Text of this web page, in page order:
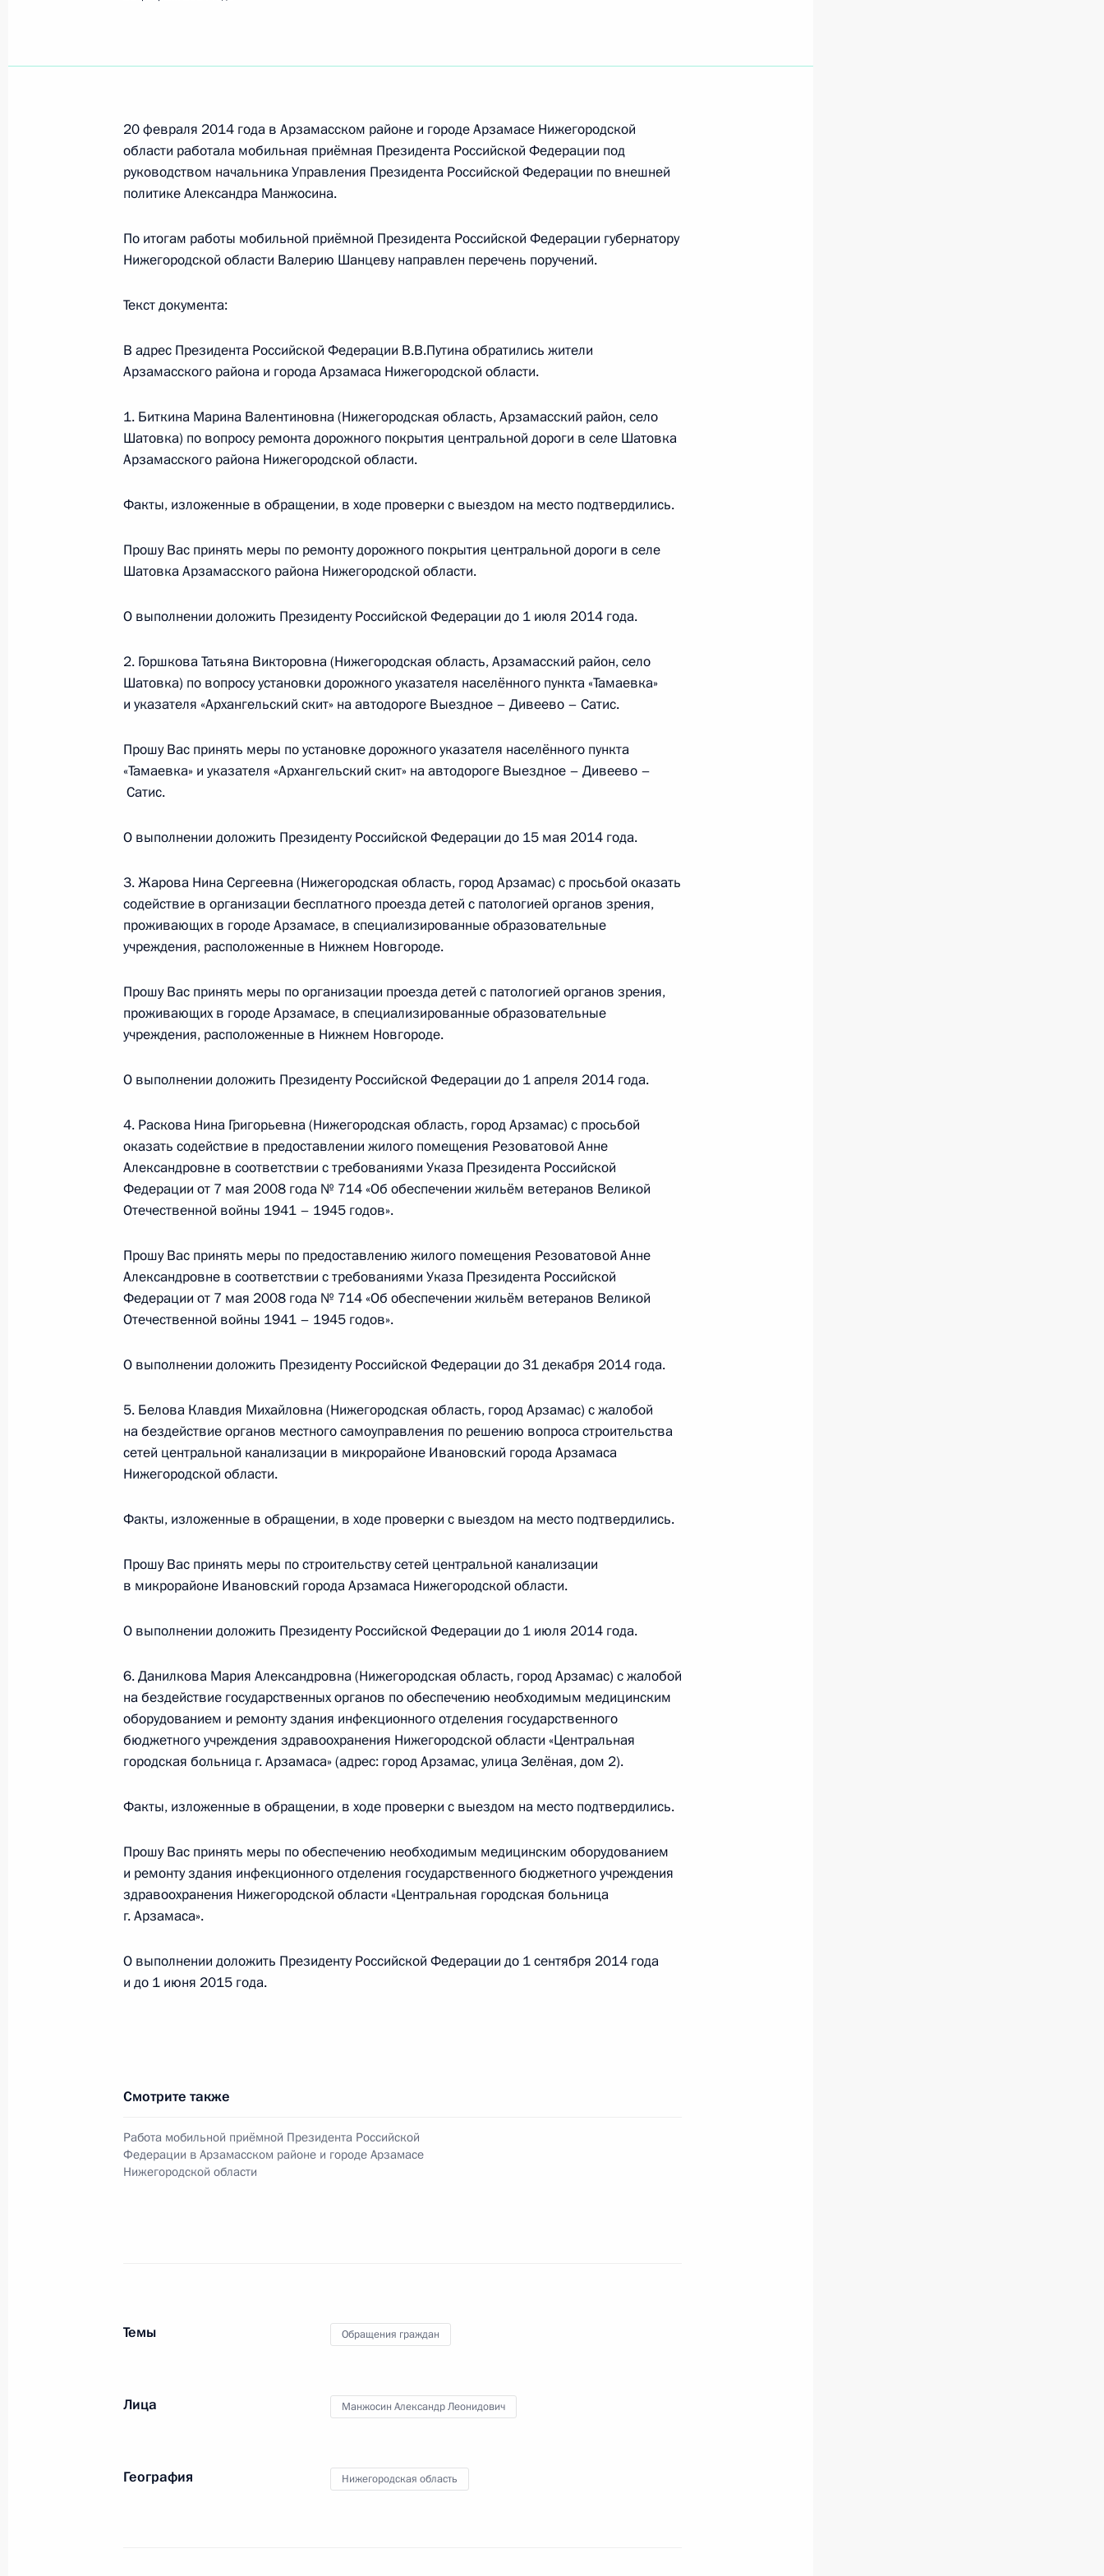
25 февраля 2014 года по поручению Президента Российской Федерации советник
граждан в режиме видео-конференц-связи
25 февраля 2014 года, 18:01
24 февраля 2014 года, понедельник
Исполнены поручения, данные по результатам личного приёма, проведённого
Федеральной миграционной службы Российской Федерации по городу Москве
граждан в Москве 14 января 2014 года
Исполнены поручения, данные по результатам личного приёма, проведённого
обязанности руководителя Межрегионального управления Федеральной службы
Олегом Бакулиным в Приёмной Президента Российской Федерации по приёму
граждан в Москве 17 января 2014 года
Перечень поручений по итогам мобильной приёмной Президента Российской
Федерации в Республике Хакасия
Работа мобильной приёмной Президента Российской Федерации в Республике
О ходе исполнения пункта 1 перечня поручений, данных по итогам работы
в Псковской области мобильной приёмной Президента
Продолжен контроль исполнения поручения, данного по итогам личного приёма
по поручению Президента Российской Федерации руководителем Канцелярии
Президента Российской Федерации Антоном Кобяковым в Приёмной Президента
Российской Федерации по приёму граждан в Москве 16 января 2014 года
21 февраля 2014 года, 20:06
Продлён контроль исполнения поручения, данного по итогам личного приёма
в режиме видео-конференц-связи жительницы Астраханской области, проведённого
по поручению Президента Российской Федерации начальником Управления
Осиповым в Приёмной Президента Российской Федерации по приёму граждан
21 февраля 2014 года, 20:03
Федерации в Арзамасском районе и городе Арзамасе Нижегородской области
районе и городе Арзамасе Нижегородской области
21 февраля 2014 года, 19:59
О ходе исполнения пункта 4 перечня поручений, данных по итогам работы
в Краснодарском крае мобильной приёмной Президента
О ходе исполнения пункта 6 перечня поручений, данных по итогам работы
в Ростовской области мобильной приёмной Президента
21 февраля 2014 года, 19:54
О ходе исполнения пункта 5 перечня поручений, данных по итогам работы
в Ростовской области мобильной приёмной Президента
21 февраля 2014 года, 19:51
в Ростовской области мобильной приёмной Президента
20 февраля 2014 года в Арзамасском районе и городе Арзамасе Нижегородской
области работала мобильная приёмная Президента Российской Федерации под
руководством начальника Управления Президента Российской Федерации по внешней
политике Александра Манжосина.
По итогам работы мобильной приёмной Президента Российской Федерации губернатору
Нижегородской области Валерию Шанцеву направлен перечень поручений.
Текст документа:
В адрес Президента Российской Федерации В.В.Путина обратились жители
Арзамасского района и города Арзамаса Нижегородской области.
1. Биткина Марина Валентиновна (Нижегородская область, Арзамасский район, село
Шатовка) по вопросу ремонта дорожного покрытия центральной дороги в селе Шатовка
Арзамасского района Нижегородской области.
Факты, изложенные в обращении, в ходе проверки с выездом на место подтвердились.
Прошу Вас принять меры по ремонту дорожного покрытия центральной дороги в селе
Шатовка Арзамасского района Нижегородской области.
О выполнении доложить Президенту Российской Федерации до 1 июля 2014 года.
2. Горшкова Татьяна Викторовна (Нижегородская область, Арзамасский район, село
Шатовка) по вопросу установки дорожного указателя населённого пункта «Тамаевка»
и указателя «Архангельский скит» на автодороге Выездное – Дивеево – Сатис.
Прошу Вас принять меры по установке дорожного указателя населённого пункта
«Тамаевка» и указателя «Архангельский скит» на автодороге Выездное – Дивеево –
Сатис.
О выполнении доложить Президенту Российской Федерации до 15 мая 2014 года.
3. Жарова Нина Сергеевна (Нижегородская область, город Арзамас) с просьбой оказать
содействие в организации бесплатного проезда детей с патологией органов зрения,
проживающих в городе Арзамасе, в специализированные образовательные
учреждения, расположенные в Нижнем Новгороде.
Прошу Вас принять меры по организации проезда детей с патологией органов зрения,
проживающих в городе Арзамасе, в специализированные образовательные
учреждения, расположенные в Нижнем Новгороде.
О выполнении доложить Президенту Российской Федерации до 1 апреля 2014 года.
4. Раскова Нина Григорьевна (Нижегородская область, город Арзамас) с просьбой
оказать содействие в предоставлении жилого помещения Резоватовой Анне
Александровне в соответствии с требованиями Указа Президента Российской
Федерации от 7 мая 2008 года № 714 «Об обеспечении жильём ветеранов Великой
Отечественной войны 1941 – 1945 годов».
Прошу Вас принять меры по предоставлению жилого помещения Резоватовой Анне
Александровне в соответствии с требованиями Указа Президента Российской
Федерации от 7 мая 2008 года № 714 «Об обеспечении жильём ветеранов Великой
Отечественной войны 1941 – 1945 годов».
О выполнении доложить Президенту Российской Федерации до 31 декабря 2014 года.
5. Белова Клавдия Михайловна (Нижегородская область, город Арзамас) с жалобой
на бездействие органов местного самоуправления по решению вопроса строительства
сетей центральной канализации в микрорайоне Ивановский города Арзамаса
Нижегородской области.
Факты, изложенные в обращении, в ходе проверки с выездом на место подтвердились.
Прошу Вас принять меры по строительству сетей центральной канализации
в микрорайоне Ивановский города Арзамаса Нижегородской области.
О выполнении доложить Президенту Российской Федерации до 1 июля 2014 года.
6. Данилкова Мария Александровна (Нижегородская область, город Арзамас) с жалобой
на бездействие государственных органов по обеспечению необходимым медицинским
оборудованием и ремонту здания инфекционного отделения государственного
бюджетного учреждения здравоохранения Нижегородской области «Центральная
городская больница г. Арзамаса» (адрес: город Арзамас, улица Зелёная, дом 2).
Факты, изложенные в обращении, в ходе проверки с выездом на место подтвердились.
Прошу Вас принять меры по обеспечению необходимым медицинским оборудованием
и ремонту здания инфекционного отделения государственного бюджетного учреждения
здравоохранения Нижегородской области «Центральная городская больница
г. Арзамаса».
О выполнении доложить Президенту Российской Федерации до 1 сентября 2014 года
и до 1 июня 2015 года.
Смотрите также
Работа мобильной приёмной Президента Российской
Федерации в Арзамасском районе и городе Арзамасе
Нижегородской области
Темы Обращения граждан
Лица Манжосин Александр Леонидович
География Нижегородская область